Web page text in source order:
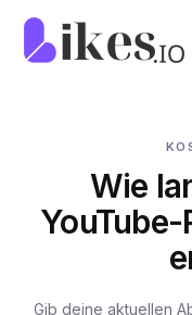
Zum Inhalt springen
Wie
Gib deine aktuellen